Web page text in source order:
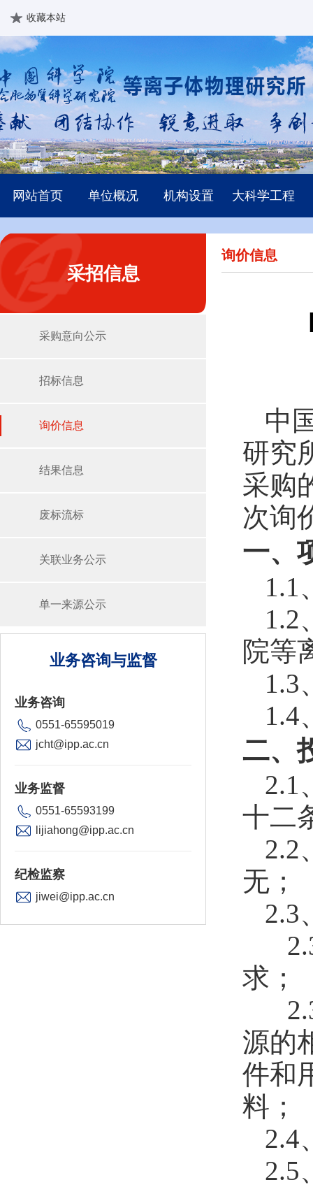
收藏本站
网站首页 单位概况 机构设置 大科学工程
采招信息
采购意向公示
招标信息
询价信息
结果信息
废标流标
关联业务公示
单一来源公示
业务咨询与监督
业务咨询
0551-65595019
jcht@ipp.ac.cn
业务监督
0551-65593199
lijiahong@ipp.ac.cn
纪检监察
jiwei@ipp.ac.cn
询价信息
中
研究
采购
次询
一、
1.2
院等
1.3
1.4
二、
2.1
十二
2.2
无；
2.3
求；
源的
件和
料；
2.4
2.5